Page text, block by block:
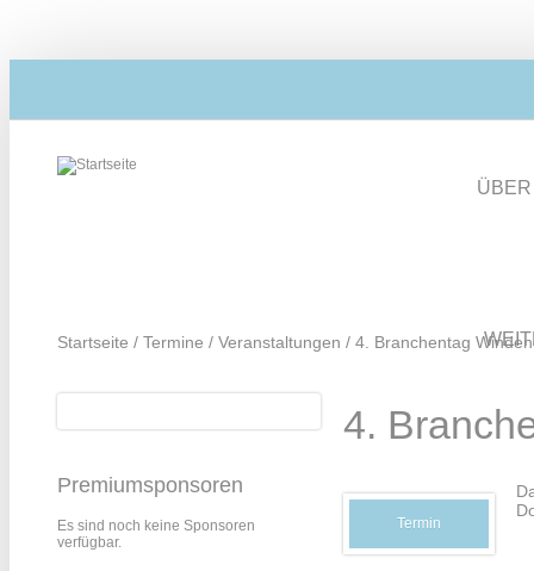
Startseite / Termine / Veranstaltungen / 4. Branchentag
Suche
Premiumsponsoren
Es sind noch keine Sponsoren
verfügbar.
4.
Termin